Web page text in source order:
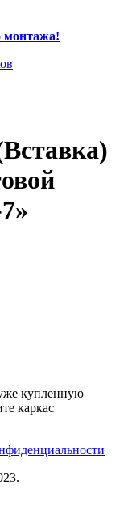
монтажа!
купленную
каркас